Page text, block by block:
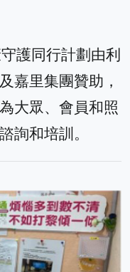
護同行計劃由利
嘉里集團贊助，
大眾、會員和照
詢和培訓。